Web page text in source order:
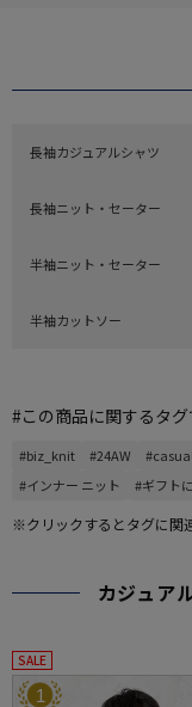
長袖カジュアルシャツ
長袖ニット・セーター
半袖ニット・セーター
半袖カットソー
#この商品に関するタ
#biz_knit #24AW #casual
#インナー ニット
#ギフト
※クリックするとタグに関
カジュア
SALE
1